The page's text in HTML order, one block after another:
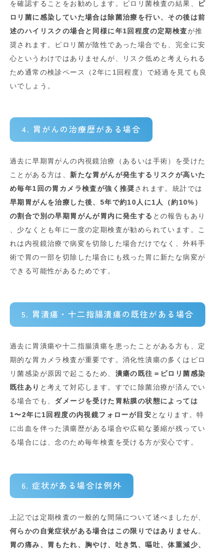
を確認することをお勧めします 。ピロリ菌検査の結果、
ピ
ロリ菌に感染していた場合は除菌治療を行い、その後は前
述のハイリスクの場合と同様に年1回程度の定期検査が推
奨されます。ピロリ菌が陰性であった場合でも、完全に安
心というわけではありませんが、リスク低めと考えられる
ため通常の検診ペース（2年に1回程度）で経過を見ても良
いでしょう。
4. 胃がんの治療歴がある場合
過去に早期胃がんの内視鏡治療（あるいは手術）を受けた
ことがある方は、新たな胃がんが発生するリスクが高いた
め毎年1回の胃カメラ検査が強く推奨 されます。統計では
早期胃がんを治療した後、5年で約10人に1人（約10%）
の割合で別の早期胃がんが胃内に発生する との報告もあり
、少なくとも年に一度の定期検査が勧められています 。こ
れは内視鏡治療で病変を切除した場合だけでなく、外科手
術で胃の一部を切除した場合にも残った胃に新たな病変が
できる可能性があるためです。
5. 胃潰瘍・十二指腸潰瘍の既往がある場合
過去に胃潰瘍や十二指腸潰瘍を患ったことがある方も、定
期的な胃カメラ検査が重要です。消化性潰瘍の多くはピロ
リ菌感染が原因で起こるため、 潰瘍の既往＝ピロリ菌感染
既往あり と考えて対応します。すでに除菌治療が済んでい
る場合でも、 ダメージを受けた胃粘膜の状態によっては
1〜2年に1回程度の内視鏡フォローが目安となります。特
に出血を伴った潰瘍歴がある場合や広範な萎縮が残ってい
る場合には、念のため毎年検査を受ける方が安心です 。
6. 症状がある場合は例外
上記では定期検査の一般的な間隔について述べましたが、
何らかの自覚症状がある場合はこの限りではありません。
胃の痛み、胃もたれ、胸やけ、吐き気、嘔吐、体重減少、